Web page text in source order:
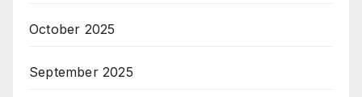
October 2025
September 2025